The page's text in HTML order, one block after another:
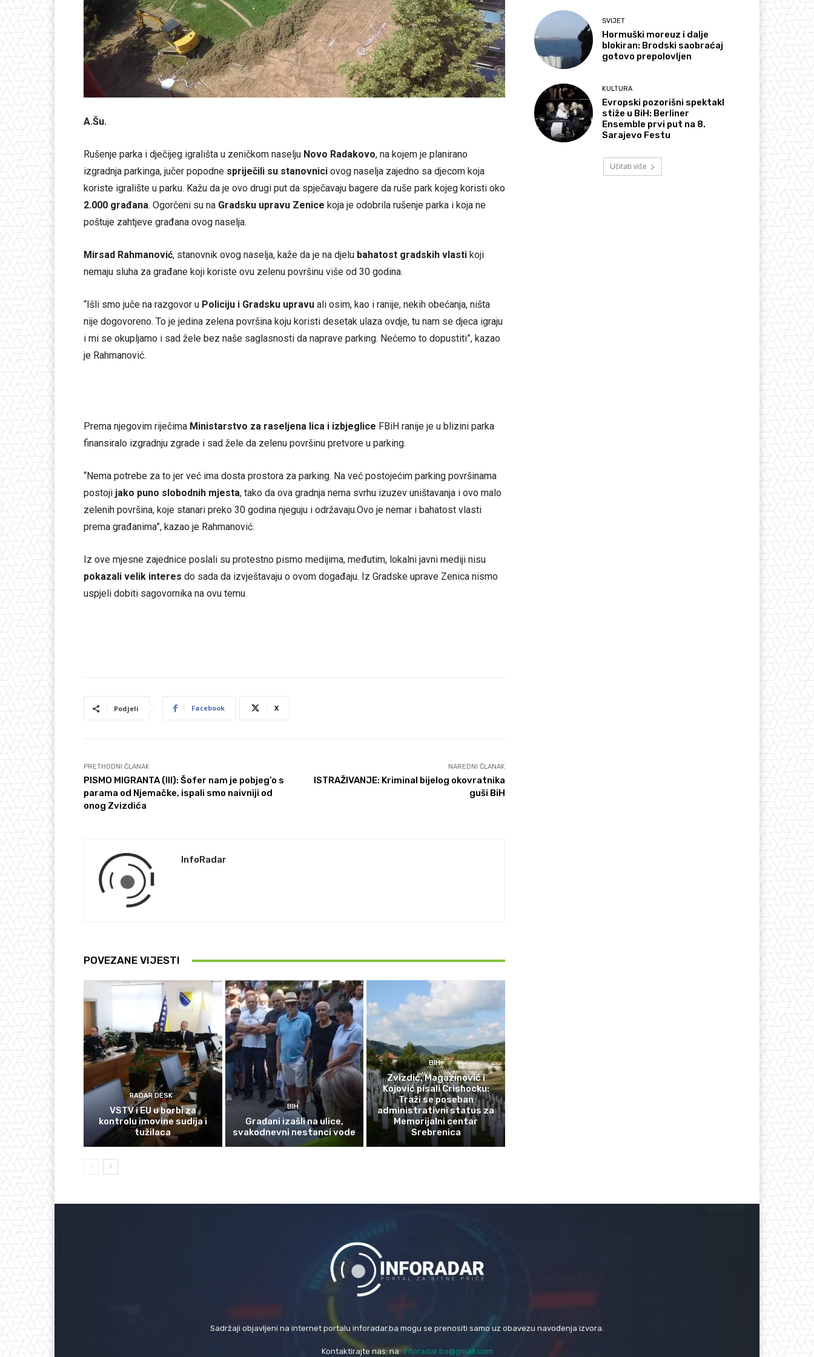
A.Šu.
Rušenje parka i dječijeg igrališta u zeničkom naselju Novo Radakovo, na kojem je planirano
izgradnja parkinga, jučer popodne spriječili su stanovnici ovog naselja zajedno sa djecom koja
koriste igralište u parku. Kažu da je ovo drugi put da spječavaju bagere da ruše park kojeg koristi oko
2.000 građana. Ogorčeni su na Gradsku upravu Zenice koja je odobrila rušenje parka i koja ne
poštuje zahtjeve građana ovog naselja.
Mirsad Rahmanović, stanovnik ovog naselja, kaže da je na djelu bahatost gradskih vlasti koji
nemaju sluha za građane koji koriste ovu zelenu površinu više od 30 godina.
“Išli smo juče na razgovor u Policiju i Gradsku upravu ali osim, kao i ranije, nekih obećanja, ništa
nije dogovoreno. To je jedina zelena površina koju koristi desetak ulaza ovdje, tu nam se djeca igraju
i mi se okupljamo i sad žele bez naše saglasnosti da naprave parking. Nećemo to dopustiti”, kazao
je Rahmanović.
Prema njegovim riječima Ministarstvo za raseljena lica i izbjeglice FBiH ranije je u blizini parka
finansiralo izgradnju zgrade i sad žele da zelenu površinu pretvore u parking.
“Nema potrebe za to jer već ima dosta prostora za parking. Na već postojećim parking površinama
postoji jako puno slobodnih mjesta, tako da ova gradnja nema svrhu izuzev uništavanja i ovo malo
zelenih površina, koje stanari preko 30 godina njeguju i održavaju.Ovo je nemar i bahatost vlasti
prema građanima”, kazao je Rahmanović.
Iz ove mjesne zajednice poslali su protestno pismo medijima, međutim, lokalni javni mediji nisu
pokazali velik interes do sada da izvještavaju o ovom događaju. Iz Gradske uprave Zenica nismo
uspjeli dobiti sagovornika na ovu temu.
Podjeli Facebook X
PRETHODNI ČLANAK
PISMO MIGRANTA (III): Šofer nam je pobjeg’o s
parama od Njemačke, ispali smo naivniji od
onog Zvizdića
NAREDNI ČLANAK
ISTRAŽIVANJE: Kriminal bijelog okovratnika
guši BiH
InfoRadar
POVEZANE VIJESTI
RADAR DESK
VSTV i EU u borbi za
kontrolu imovine sudija i
tužilaca
BIH
Građani izašli na ulice,
svakodnevni nestanci vode
BIH
Zvizdić, Magazinović i
Kojović pisali Crishocku:
Traži se poseban
administrativni status za
Memorijalni centar
Srebrenica
SVIJET
Hormuški moreuz i dalje
blokiran: Brodski saobraćaj
gotovo prepolovljen
KULTURA
Evropski pozorišni spektakl
stiže u BiH: Berliner
Ensemble prvi put na 8.
Sarajevo Festu
Učitati više
Sadržaji objavljeni na internet portalu inforadar.ba mogu se prenositi samo uz obavezu navođenja izvora.
Kontaktirajte nas: na:inforadar.ba@gmail.com